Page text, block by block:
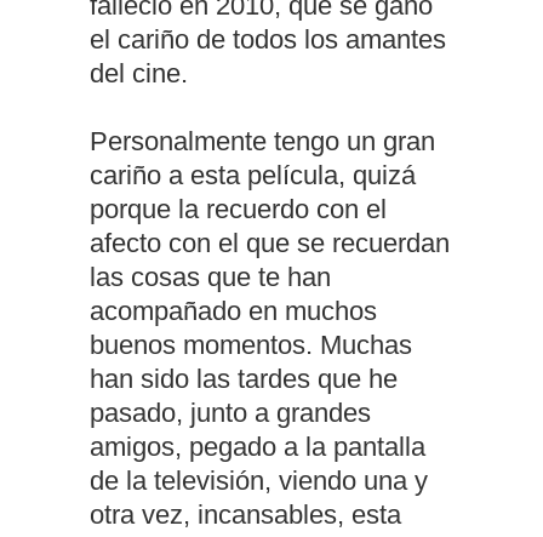
el cariño de todos los amantes
del cine.
Personalmente tengo un gran
cariño a esta película, quizá
porque la recuerdo con el
afecto con el que se recuerdan
las cosas que te han
acompañado en muchos
buenos momentos. Muchas
han sido las tardes que he
pasado, junto a grandes
amigos, pegado a la pantalla
de la televisión, viendo una y
otra vez, incansables, esta